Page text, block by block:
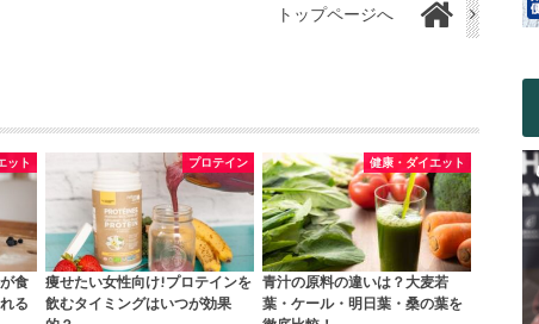
トップページへ
ット
食
る
プロテイン
痩せたい女性向け!プロテインを
飲むタイミングはいつが効果
健康・ダイエット
青汁の原料の違いは？大麦若
葉・ケール・明日葉・桑の葉を